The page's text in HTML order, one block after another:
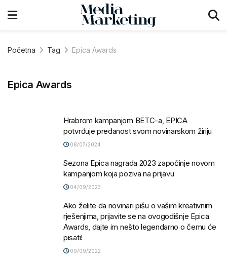
Početna Tag Epica Awards
Epica Awards
Hrabrom kampanjom BETC-a, EPICA
potvrđuje predanost svom novinarskom žiriju
08/07/2024
Sezona Epica nagrada 2023 započinje novom
kampanjom koja poziva na prijavu
04/09/2023
Ako želite da novinari pišu o vašim kreativnim
rješenjima, prijavite se na ovogodišnje Epica
Awards, dajte im nešto legendarno o čemu će
pisati!
09/09/2022